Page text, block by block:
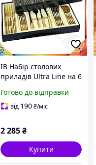
ІВ Набір столових
приладів Ultra Line на 6
сталі 24 предмети
комплект для дому та
Готово до відправки
від 190₴/міс
2 285₴
Купити